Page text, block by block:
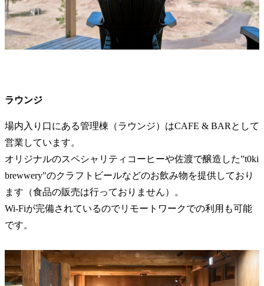
ラウンジ
場内入り口にある管理棟（ラウンジ）はCAFE & BARとして
営業しています。
オリジナルのスペシャリティコーヒーや佐渡で醸造した”t0ki
brewwery"のクラフトビールなどのお飲み物を提供しており
ます（食品の販売は行っておりません）。
Wi-Fiが完備されているのでリモートワークでの利用も可能
です。